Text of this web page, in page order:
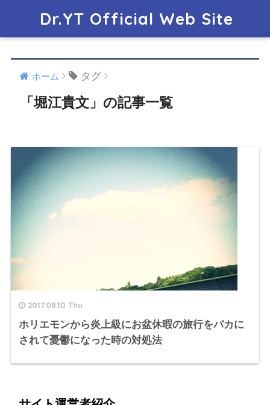
Dr.YT Official Web Site
ホーム タグ
「堀江貴文」の記事一覧
2017.08.10 Thu
ホリエモンから炎上級にお盆休暇の旅行をバカに
されて憂鬱になった時の対処法